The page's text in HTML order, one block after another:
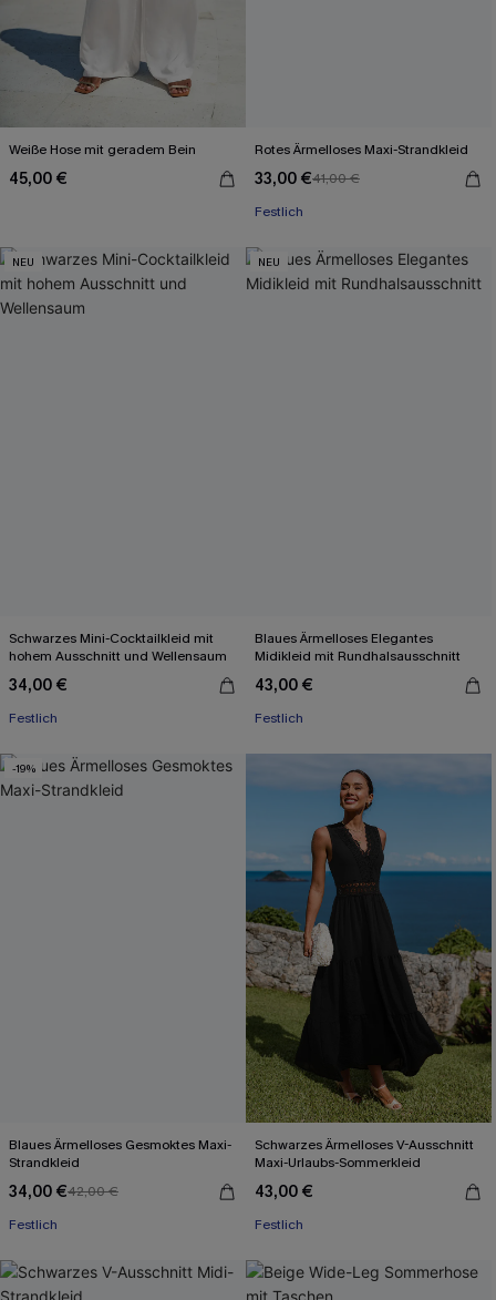
Weiße Hose mit geradem Bein
45,00 €
Rotes Ärmelloses Maxi-Strandkleid
33,00 €41,00 €
Festlich
NEU
Schwarzes Mini-Cocktailkleid mit
hohem Ausschnitt und Wellensaum
34,00 €
Festlich
NEU
Blaues Ärmelloses Elegantes
Midikleid mit Rundhalsausschnitt
43,00 €
Festlich
-19%
Blaues Ärmelloses Gesmoktes Maxi-
Strandkleid
34,00 €42,00 €
Festlich
Schwarzes Ärmelloses V-Ausschnitt
Maxi-Urlaubs-Sommerkleid
43,00 €
Festlich